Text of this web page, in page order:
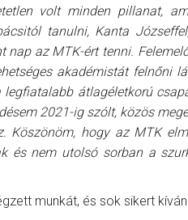
volt minden pillanat,
tanulni, Kanta Jó
nap az MTK-ért tenni. Felemel
akadémistát felnőni
átlagéletkorú
2021-ig szólt, közös
Köszönöm, hogy az MTK
és nem utolsó sorban a
munkát, és sok sikert